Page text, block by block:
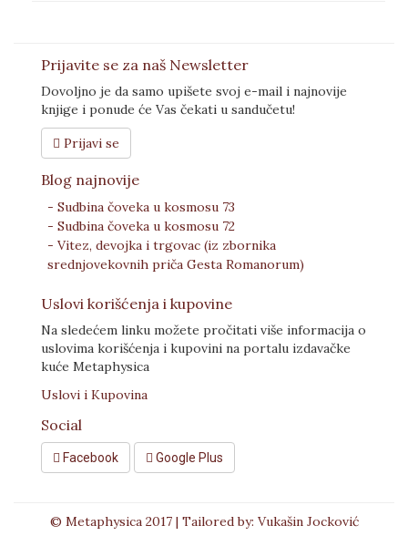
Prijavite se za naš Newsletter
Dovoljno je da samo upišete svoj e-mail i najnovije
knjige i ponude će Vas čekati u sandučetu!
Prijavi se
Blog najnovije
- Sudbina čoveka u kosmosu 73
- Sudbina čoveka u kosmosu 72
- Vitez, devojka i trgovac (iz zbornika
srednjovekovnih priča Gesta Romanorum)
Uslovi korišćenja i kupovine
Na sledećem linku možete pročitati više informacija o
uslovima korišćenja i kupovini na portalu izdavačke
kuće Metaphysica
Uslovi i Kupovina
Social
Facebook Google Plus
© Metaphysica 2017 | Tailored by: Vukašin Jocković